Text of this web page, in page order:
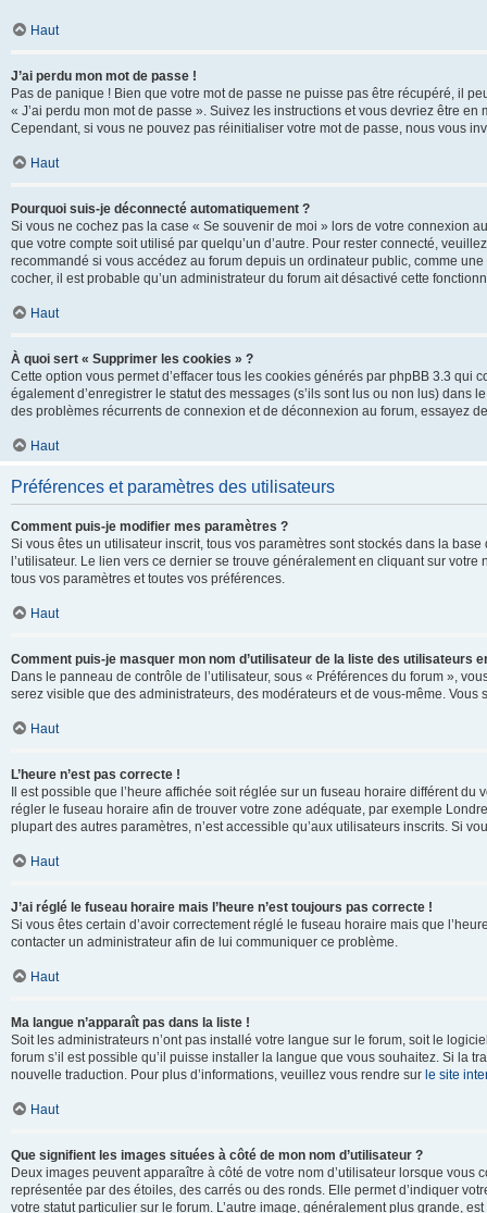
Haut
J’ai perdu mon mot de passe !
Pas de panique ! Bien que votre mot de passe ne puisse pas être récupéré, il
« J’ai perdu mon mot de passe ». Suivez les instructions et vous devriez être
Cependant, si vous ne pouvez pas réinitialiser votre mot de passe, nous vous
Haut
Pourquoi suis-je déconnecté automatiquement ?
Si vous ne cochez pas la case « Se souvenir de moi » lors de votre connexion
que votre compte soit utilisé par quelqu’un d’autre. Pour rester connecté,
recommandé si vous accédez au forum depuis un ordinateur public, comme
cocher, il est probable qu’un administrateur du forum ait désactivé cette
Haut
À quoi sert « Supprimer les cookies » ?
Cette option vous permet d’effacer tous les cookies générés par phpBB 3.3
également d’enregistrer le statut des messages (s’ils sont lus ou non lus)
des problèmes récurrents de connexion et de déconnexion au forum, essayez
Haut
Préférences et paramètres des utilisateurs
Comment puis-je modifier mes paramètres ?
Si vous êtes un utilisateur inscrit, tous vos paramètres sont stockés dans la
l’utilisateur. Le lien vers ce dernier se trouve généralement en cliquant sur
tous vos paramètres et toutes vos préférences.
Haut
Comment puis-je masquer mon nom d’utilisateur de la liste des utilisateurs
Dans le panneau de contrôle de l’utilisateur, sous « Préférences du forum »,
serez visible que des administrateurs, des modérateurs et de vous-même.
Haut
L’heure n’est pas correcte !
Il est possible que l’heure affichée soit réglée sur un fuseau horaire différent
régler le fuseau horaire afin de trouver votre zone adéquate, par exemple
plupart des autres paramètres, n’est accessible qu’aux utilisateurs inscrits. Si
Haut
J’ai réglé le fuseau horaire mais l’heure n’est toujours pas correcte !
Si vous êtes certain d’avoir correctement réglé le fuseau horaire mais que
contacter un administrateur afin de lui communiquer ce problème.
Haut
Ma langue n’apparaît pas dans la liste !
Soit les administrateurs n’ont pas installé votre langue sur le forum, soit le
forum s’il est possible qu’il puisse installer la langue que vous souhaitez. Si la
nouvelle traduction. Pour plus d’informations, veuillez vous rendre sur le site
Haut
Que signifient les images situées à côté de mon nom d’utilisateur ?
Deux images peuvent apparaître à côté de votre nom d’utilisateur lorsque
représentée par des étoiles, des carrés ou des ronds. Elle permet d’indiquer
votre statut particulier sur le forum. L’autre image, généralement plus grande,